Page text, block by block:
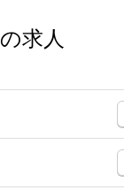
の求人